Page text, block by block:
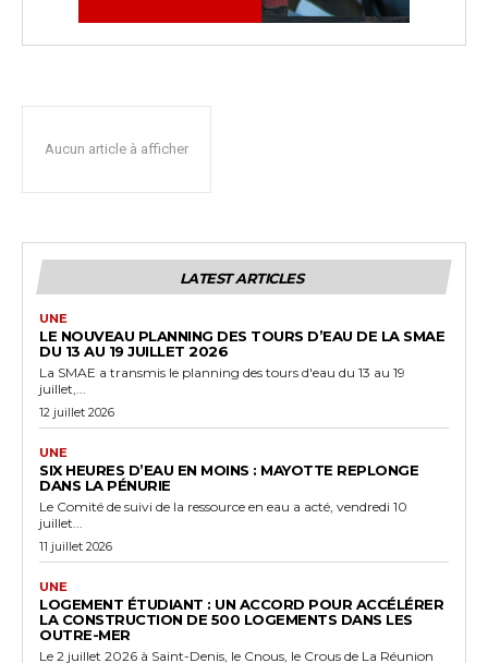
Aucun article à afficher
LATEST ARTICLES
UNE
LE NOUVEAU PLANNING DES TOURS D’EAU DE LA SMAE
DU 13 AU 19 JUILLET 2026
La SMAE a transmis le planning des tours d'eau du 13 au 19
juillet,...
12 juillet 2026
UNE
SIX HEURES D’EAU EN MOINS : MAYOTTE REPLONGE
DANS LA PÉNURIE
Le Comité de suivi de la ressource en eau a acté, vendredi 10
juillet...
11 juillet 2026
UNE
LOGEMENT ÉTUDIANT : UN ACCORD POUR ACCÉLÉRER
LA CONSTRUCTION DE 500 LOGEMENTS DANS LES
OUTRE-MER
Le 2 juillet 2026 à Saint-Denis, le Cnous, le Crous de La Réunion